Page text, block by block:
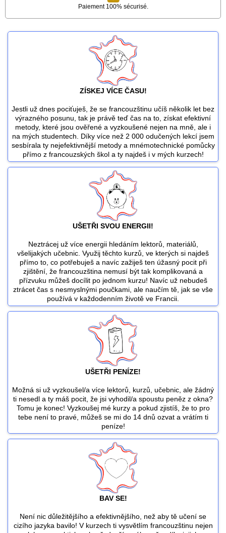
Paiement 100% sécurisé.
ZÍSKEJ VÍCE ČASU!
Jestli už dnes pociťuješ, že se francouzštinu učíš několik let bez
výrazného posunu, tak je právě teď čas na to, získat efektivní
metody, které jsou ověřené a vyzkoušené nejen na mně, ale i
na mých studentech. Díky více než 2 000 odučených lekcí jsem
sesbírala ty nejefektivnější metody a mnémotechnické pomůcky
přímo z francouzských škol a ty najdeš i v mých kurzech!
UŠETŘI SVOU ENERGII!
Neztrácej už více energii hledáním lektorů, materiálů,
všelijakých učebnic. Využij těchto kurzů, ve kterých si najdeš
přímo to, co potřebuješ a navíc zažiješ ten úžasný pocit při
zjištění, že francouzština nemusí být tak komplikovaná a
přízvuku můžeš docílit po jednom kurzu! Navíc už nebudeš
ztrácet čas s nesmyslnými poučkami, ale naučím tě, jak se vše
používá v každodenním životě ve Francii.
UŠETŘI PENÍZE!
Možná si už vyzkoušel/a více lektorů, kurzů, učebnic, ale žádný
ti nesedl a ty máš pocit, že jsi vyhodil/a spoustu peněz z okna?
Tomu je konec! Vyzkoušej mé kurzy a pokud zjistíš, že to pro
tebe není to pravé, můžeš se mi do 14 dnů ozvat a vrátím ti
peníze!
BAV SE!
Není nic důležitějšího a efektivnějšího, než aby tě učení se
cizího jazyka bavilo! V kurzech ti vysvětlím francouzštinu nejen